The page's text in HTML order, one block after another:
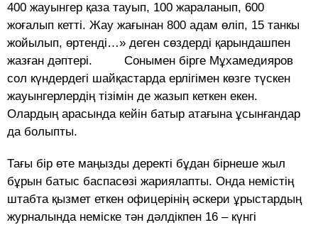
400 жауынгер қаза тауып, 100 жараланып, 600
жоғалып кетті. Жау жағынан 800 адам өліп, 15 танкы
жойылып, өртенді…» деген сөздерді қарындашпен
жазған дәптері. Сонымен бірге Мұхамедияров
сол күндердегі шайқастарда ерлігімен көзге түскен
жауынгерлердің тізімін де жазып кеткен екен.
Олардың арасында кейін батыр атағына ұсынғандар
да болыпты.
Тағы бір өте маңызды деректі бұдан бірнеше жыл
бұрын батыс баспасөзі жариялапты. Онда немістің
штабта қызмет еткен офицерінің әскери ұрыстардың
журналында неміске тән дәлдікпен 16 – күнгі